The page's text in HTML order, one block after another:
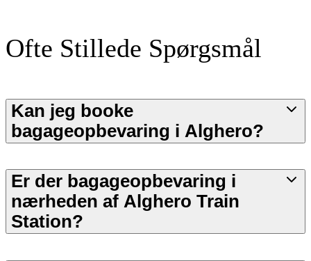
Ofte Stillede Spørgsmål
Kan jeg booke
bagageopbevaring i Alghero?
Er der bagageopbevaring i
nærheden af Alghero Train
Station?